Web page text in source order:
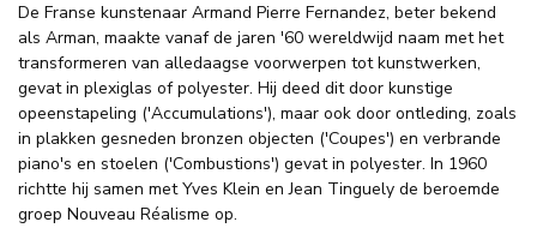
De Franse kunstenaar Armand Pierre Fernandez, beter bekend
als Arman, maakte vanaf de jaren '60 wereldwijd naam met het
transformeren van alledaagse voorwerpen tot kunstwerken,
gevat in plexiglas of polyester. Hij deed dit door kunstige
opeenstapeling ('Accumulations'), maar ook door ontleding, zoals
in plakken gesneden bronzen objecten ('Coupes') en verbrande
piano's en stoelen ('Combustions') gevat in polyester. In 1960
richtte hij samen met Yves Klein en Jean Tinguely de beroemde
groep Nouveau Réalisme op.